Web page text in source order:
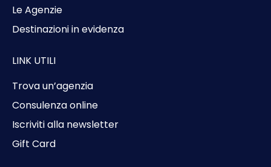
Le Agenzie
Destinazioni in evidenza
LINK UTILI
Trova un’agenzia
Consulenza online
Iscriviti alla newsletter
Gift Card